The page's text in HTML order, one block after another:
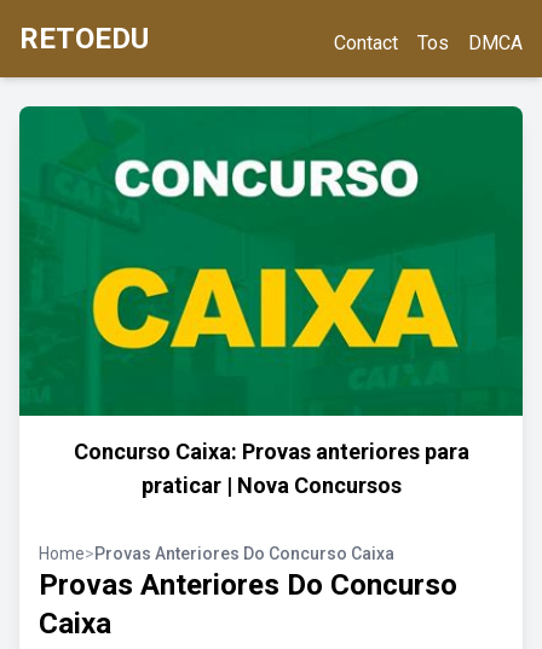
RETOEDU Contact Tos DMCA
Concurso Caixa: Provas anteriores para
praticar | Nova Concursos
Home>Provas Anteriores Do Concurso Caixa
Provas Anteriores Do Concurso
Caixa